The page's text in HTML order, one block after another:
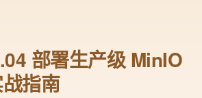
部署生产级 MinIO
指南